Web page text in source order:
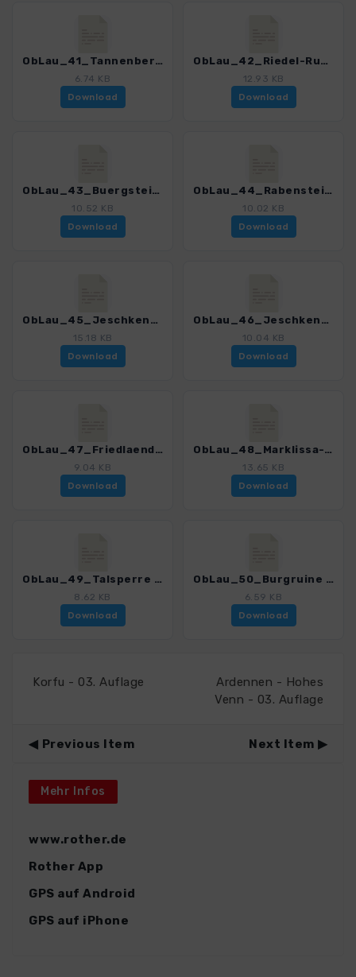
ObLau_41_Tannenberg - Burgruine Tollenstein_4399_3.gpx
6.74 KB
Download
ObLau_42_Riedel-Rundweg_4399_3.gpx
12.93 KB
Download
ObLau_43_Buergstein_4399_3.gpx
10.52 KB
Download
ObLau_44_Rabensteine - Weisse Steine_4399_3.gpx
10.02 KB
Download
ObLau_45_Jeschkenkamm_4399_3.gpx
15.18 KB
Download
ObLau_46_Jeschken_4399_3.gpx
10.04 KB
Download
ObLau_47_Friedlaender Aussichtsturm_4399_3.gpx
9.04 KB
Download
ObLau_48_Marklissa-Talsperre_4399_3.gpx
13.65 KB
Download
ObLau_49_Talsperre Goldentraum_4399_3.gpx
8.62 KB
Download
ObLau_50_Burgruine Schwerta_4399_3.gpx
6.59 KB
Download
Korfu - 03. Auflage
Ardennen - Hohes
Venn - 03. Auflage
Previous Item Next Item
Mehr Infos
www.rother.de
Rother App
GPS auf Android
GPS auf iPhone